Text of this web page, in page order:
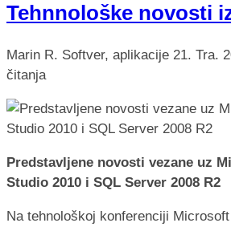
Tehnnološke novosti
Marin R. Softver, aplikacije 21. Tra.
čitanja
Predstavljene novosti vezane uz
Studio 2010 i SQL Server 2008 R2
Na tehnološkoj konferenciji